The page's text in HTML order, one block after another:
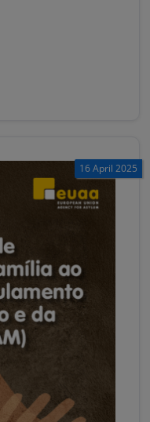
16 April 2025